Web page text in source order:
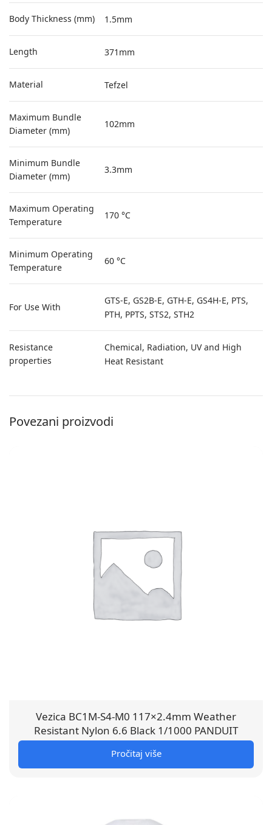
Body Thickness (mm) 1.5mm
Length 371mm
Material Tefzel
Maximum Bundle
Diameter (mm)
102mm
Minimum Bundle
Diameter (mm)
3.3mm
Maximum Operating
Temperature
170 °C
Minimum Operating
Temperature
60 °C
For Use With
GTS-E, GS2B-E, GTH-E, GS4H-E, PTS,
PTH, PPTS, STS2, STH2
Resistance
properties
Chemical, Radiation, UV and High
Heat Resistant
Povezani proizvodi
Vezica BC1M-S4-M0 117×2.4mm Weather
Resistant Nylon 6.6 Black 1/1000 PANDUIT
Pročitaj više